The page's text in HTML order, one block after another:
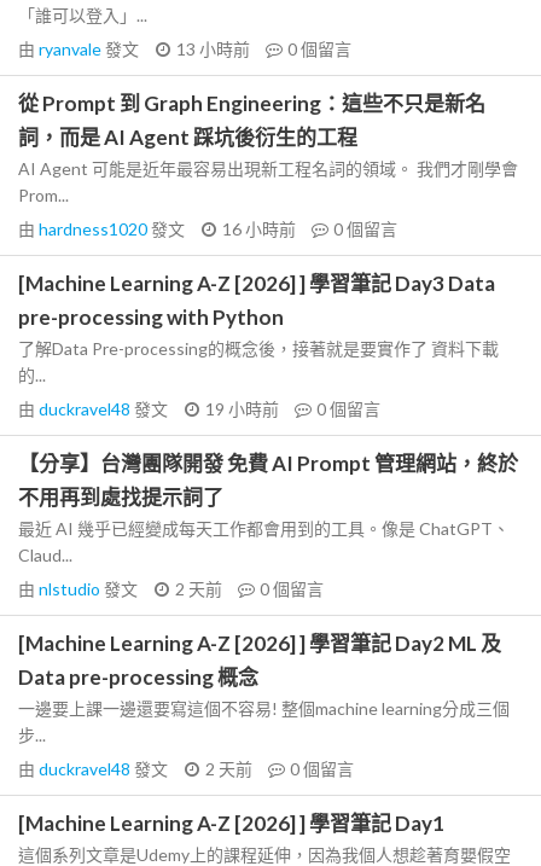
「誰可以登入」...
由 ryanvale發文 13 小時前 0個留言
從 Prompt 到 Graph Engineering：這些不只是新名
詞，而是 AI Agent 踩坑後衍生的工程
AI Agent 可能是近年最容易出現新工程名詞的領域。 我們才剛學會
Prom...
由 hardness1020發文 16 小時前 0個留言
[Machine Learning A-Z [2026] ] 學習筆記 Day3 Data
pre-processing with Python
了解Data Pre-processing的概念後，接著就是要實作了 資料下載
的...
由 duckravel48 發文 19 小時前 0個留言
【分享】台灣團隊開發 免費 AI Prompt 管理網站，終於
不用再到處找提示詞了
最近 AI 幾乎已經變成每天工作都會用到的工具。像是 ChatGPT、
Claud...
由 nlstudio 發文 2 天前 0個留言
[Machine Learning A-Z [2026] ] 學習筆記 Day2 ML 及
Data pre-processing 概念
一邊要上課一邊還要寫這個不容易! 整個machine learning分成三個
步...
由 duckravel48 發文 2 天前 0個留言
[Machine Learning A-Z [2026] ] 學習筆記 Day1
這個系列文章是Udemy上的課程延伸，因為我個人想趁著育嬰假空